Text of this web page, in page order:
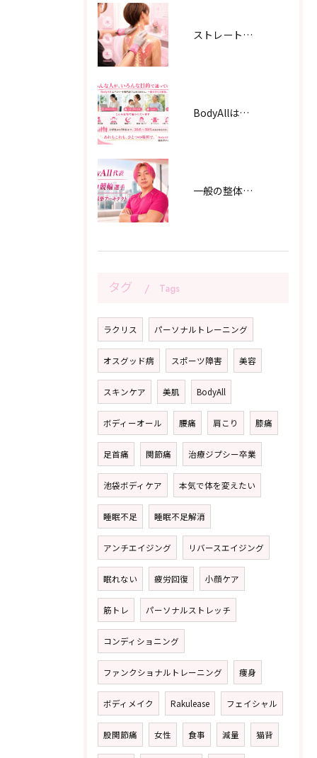
ストレートネックは、整体やマッサージで改善するのか？
BodyAllはアスリート専門店？実は、一般のお客様が約8割です！
一般の整体師と、元プロアスリートの整体師は何が違うのか？ 肩書きではなく「どのように身体を学び、何を経験してきたか」で選ぶ
タグ Tags
ラクリス パーソナルトレーニング
オスグッド病 スポーツ障害 美容
スキンケア 美肌 BodyAll
ボディーオール 腰痛 肩こり 膝痛
足首痛 関節痛 治療ジプシー卒業
池袋ボディケア 本気で体を変えたい
睡眠不足 睡眠不足解消
アンチエイジング リバースエイジング
眠れない 疲労回復 小顔ケア
筋トレ パーソナルストレッチ
コンディショニング
ファンクショナルトレーニング 痩身
ボディメイク Rakulease フェイシャル
股関節痛 女性 食事 減量 猫背